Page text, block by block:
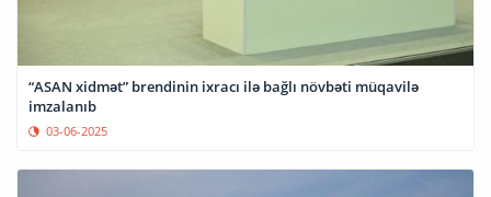
“ASAN xidmət” brendinin ixracı ilə bağlı növbəti müqavilə
imzalanıb
03-06-2025